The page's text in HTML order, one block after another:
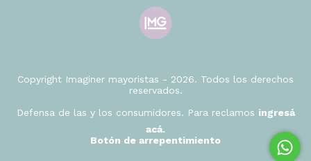
Copyright Imaginer mayoristas - 2026. Todos los derechos
reservados.
Defensa de las y los consumidores. Para reclamos ingresá
acá.
Botón de arrepentimiento